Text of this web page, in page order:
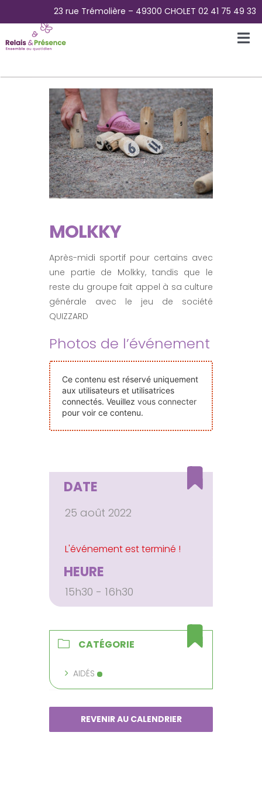
contenu
Accueil
L’Association
La Plateforme des aidants
La Maison Papillons – Accueil de jour
Pour Qui ?
Nos Événements
Nous Contacter
Devenir Bénévole
Faire Un Don
Connexion-membre
23 rue Trémolière – 49300 CHOLET 02 41 75 49 33
MOLKKY
Après-midi sportif pour certains avec
une partie de Molkky, tandis que le
reste du groupe fait appel à sa culture
générale avec le jeu de société
QUIZZARD
Photos de l’événement
Ce contenu est réservé uniquement
aux utilisateurs et utilisatrices
connectés. Veuillez vous connecter
pour voir ce contenu.
DATE
25 août 2022
HEURE
15h30 - 16h30
CATÉGORIE
AIDÉS
REVENIR AU CALENDRIER